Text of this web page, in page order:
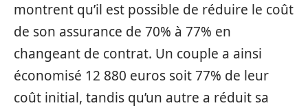
montrent qu’il est possible de réduire le coût
de son assurance de 70% à 77% en
changeant de contrat. Un couple a ainsi
économisé 12 880 euros soit 77% de leur
coût initial, tandis qu’un autre a réduit sa